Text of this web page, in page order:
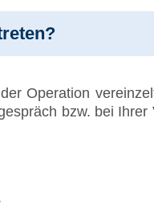
Operation
bzw. bei Ihrer